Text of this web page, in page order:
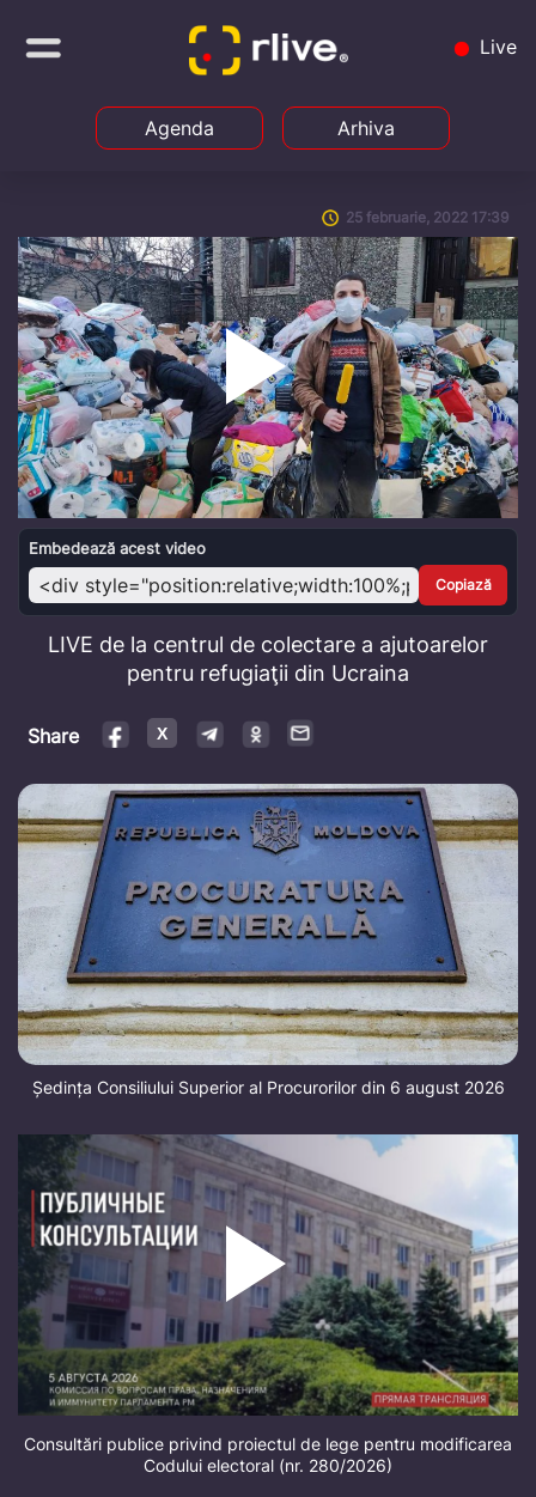
Live
Agenda Arhiva
25 februarie, 2022 17:39
Play
Video
Embedează acest video
Copiază
LIVE de la centrul de colectare a ajutoarelor
pentru refugiaţii din Ucraina
Share
Ședința Consiliului Superior al Procurorilor din 6 august 2026
Consultări publice privind proiectul de lege pentru modificarea
Codului electoral (nr. 280/2026)